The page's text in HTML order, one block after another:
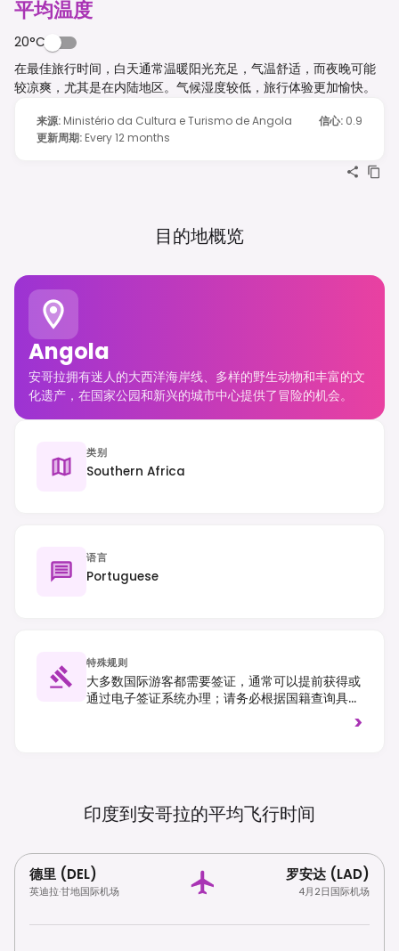
平均温度
20°C
在最佳旅行时间，白天通常温暖阳光充足，气温舒适，而夜晚可能
较凉爽，尤其是在内陆地区。气候湿度较低，旅行体验更加愉快。
来源: Ministério da Cultura e Turismo de Angola 信心: 0.9
更新周期: Every 12 months
目的地概览
Angola
安哥拉拥有迷人的大西洋海岸线、多样的野生动物和丰富的文
化遗产，在国家公园和新兴的城市中心提供了冒险的机会。
类别
Southern Africa
语言
Portuguese
特殊规则
大多数国际游客都需要签证，通常可以提前获得或
通过电子签证系统办理；请务必根据国籍查询具体
>
印度到安哥拉的平均飞行时间
德里 (DEL)
英迪拉·甘地国际机场
罗安达 (LAD)
4月2日国际机场